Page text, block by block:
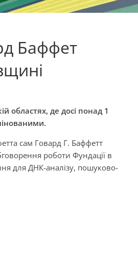
Баффет
областях, де досі понад 1
сам Говард Г. Баффетт
роботи Фундації в
для ДНК-аналізу, пошуково-